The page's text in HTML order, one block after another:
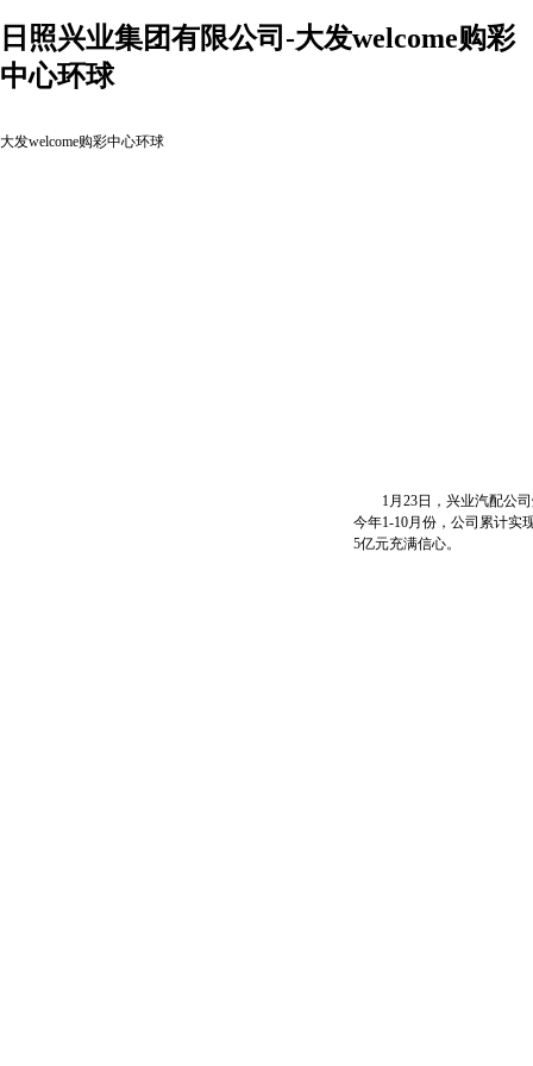
日照兴业集团有限公司-大发welcome购彩
中心环球
大发welcome购彩中心环球
1月23日，兴业汽配公司
今年1-10月份，公司累计实
5亿元充满信心。